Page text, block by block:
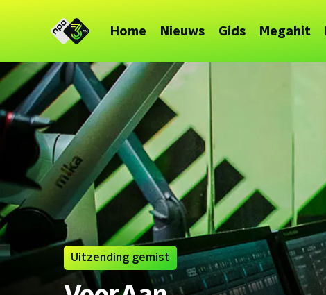
Home Nieuws Gids Megahit
Uitzending gemist